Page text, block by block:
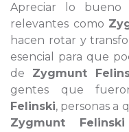
Apreciar lo
relevantes como
hacen rotar y
esencial para que
de Zygmunt
gentes que
Felinski, personas a
Zygmunt Felinski